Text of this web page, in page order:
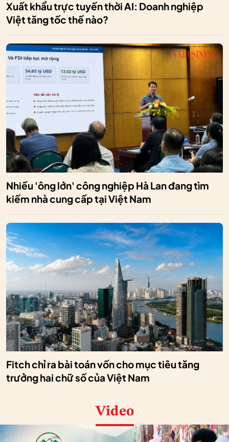
Xuất khẩu trực tuyến thời AI: Doanh nghiệp
Việt tăng tốc thế nào?
Nhiều 'ông lớn' công nghiệp Hà Lan đang tìm
kiếm nhà cung cấp tại Việt Nam
Fitch chỉ ra bài toán vốn cho mục tiêu tăng
trưởng hai chữ số của Việt Nam
Video